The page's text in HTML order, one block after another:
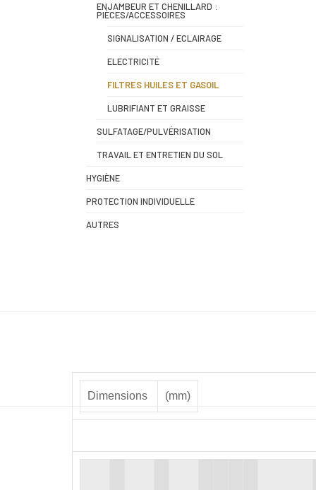
ENJAMBEUR ET CHENILLARD :
PIÈCES/ACCESSOIRES
SIGNALISATION / ECLAIRAGE
ELECTRICITÉ
FILTRES HUILES ET GASOIL
LUBRIFIANT ET GRAISSE
SULFATAGE/PULVÉRISATION
TRAVAIL ET ENTRETIEN DU SOL
HYGIÈNE
PROTECTION INDIVIDUELLE
AUTRES
Dimensions (mm)